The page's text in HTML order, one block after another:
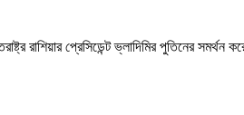
রাশিয়ার প্রেসিডেন্ট ভ্লাদিমির পুতিনের সমর্থন